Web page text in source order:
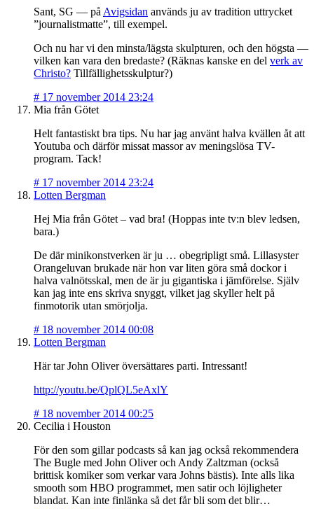
Sant, SG — på Avigsidan används ju av tradition uttrycket
”journalistmatte”, till exempel.
Och nu har vi den minsta/lägsta skulpturen, och den högsta —
vilken kan vara den bredaste? (Räknas kanske en del verk av
Christo? Tillfällighetsskulptur?)
# 17 november 2014 23:24
Mia från Götet
Helt fantastiskt bra tips. Nu har jag använt halva kvällen åt att
Youtuba och därför missat massor av meningslösa TV-
program. Tack!
# 17 november 2014 23:24
Lotten Bergman
Hej Mia från Götet – vad bra! (Hoppas inte tv:n blev ledsen,
bara.)
De där minikonstverken är ju … obegripligt små. Lillasyster
Orangeluvan brukade när hon var liten göra små dockor i
halva valnötsskal, men de är ju gigantiska i jämförelse. Själv
kan jag inte ens skriva snyggt, vilket jag skyller helt på
finmotorik utan smörjolja.
# 18 november 2014 00:08
Lotten Bergman
Här tar John Oliver översättares parti. Intressant!
http://youtu.be/QplQL5eAxlY
# 18 november 2014 00:25
Cecilia i Houston
För den som gillar podcasts så kan jag också rekommendera
The Bugle med John Oliver och Andy Zaltzman (också
brittisk komiker som verkar vara Johns bästis). Inte alls lika
smooth som HBO programmet, men satir och löjligheter
blandat. Kan inte finlänka så det får bli som det blir…